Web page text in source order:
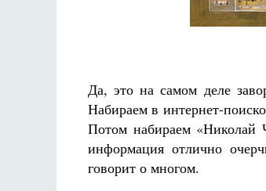
Да, это на самом деле
Набираем в интернет-
Потом набираем «Николай
информация отлично
говорит о многом.